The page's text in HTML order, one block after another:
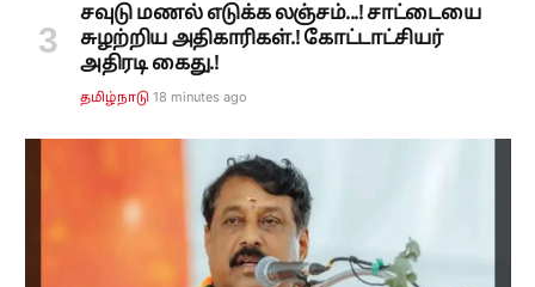
சவுடு மணல் எடுக்க லஞ்சம்...! சாட்டையை
சுழற்றிய அதிகாரிகள்.! கோட்டாட்சியர்
அதிரடி கைது.!
தமிழ்நாடு 18 minutes ago